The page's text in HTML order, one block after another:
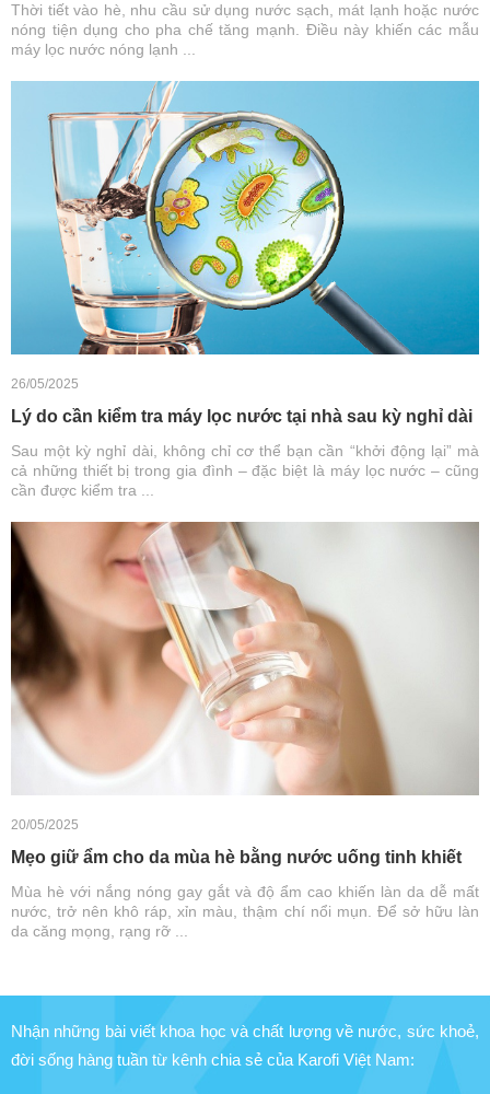
Thời tiết vào hè, nhu cầu sử dụng nước sạch, mát lạnh hoặc nước
nóng tiện dụng cho pha chế tăng mạnh. Điều này khiến các mẫu
máy lọc nước nóng lạnh ...
26/05/2025
Lý do cần kiểm tra máy lọc nước tại nhà sau kỳ nghỉ dài
Sau một kỳ nghỉ dài, không chỉ cơ thể bạn cần “khởi động lại” mà
cả những thiết bị trong gia đình – đặc biệt là máy lọc nước – cũng
cần được kiểm tra ...
20/05/2025
Mẹo giữ ẩm cho da mùa hè bằng nước uống tinh khiết
Mùa hè với nắng nóng gay gắt và độ ẩm cao khiến làn da dễ mất
nước, trở nên khô ráp, xỉn màu, thậm chí nổi mụn. Để sở hữu làn
da căng mọng, rạng rỡ ...
Nhận những bài viết khoa học và chất lượng về nước, sức khoẻ,
đời sống hàng tuần từ kênh chia sẻ của Karofi Việt Nam: